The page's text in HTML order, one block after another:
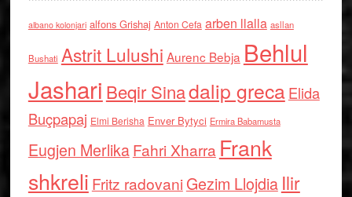
albano kolonjari alfons Grishaj Anton Cefa arben llalla asllan
Bushati Astrit Lulushi Aurenc Bebja Behlul
Jashari Beqir Sinadalip grecaElida
Buçpapaj Elmi Berisha Enver Bytyci Ermira Babamusta
Eugjen MerlikaFahri Xharra Frank
shkreli Fritz radovaniGezim Llojdia Ilir